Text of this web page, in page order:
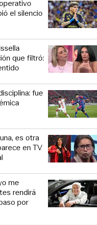
el silencio
que filtró:
fue
es otra
en TV
me
rendirá
por